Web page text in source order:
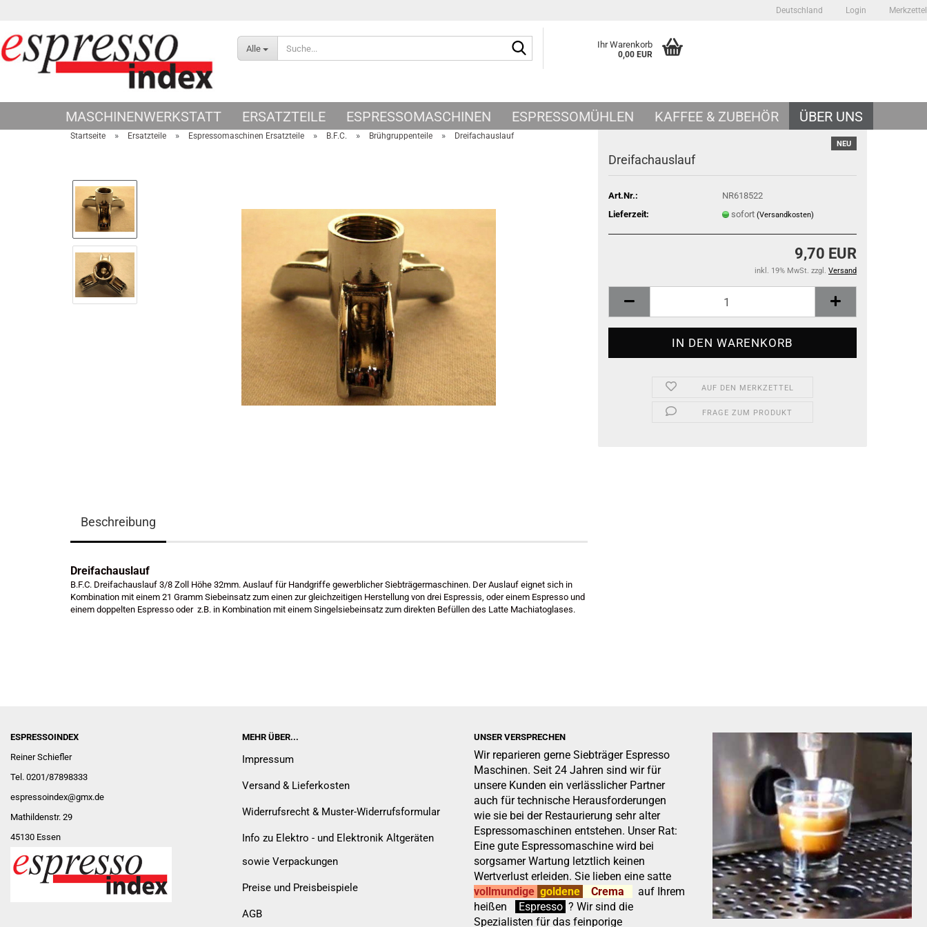
Deutschland Login Merkzettel
Alle Ihr Warenkorb
0,00 EUR
MASCHINENWERKSTATT ERSATZTEILE ESPRESSOMASCHINEN ESPRESSOMÜHLEN KAFFEE & ZUBEHÖR ÜBER UNS
Startseite » Ersatzteile » Espressomaschinen Ersatzteile » B.F.C. » Brühgruppenteile » Dreifachauslauf
NEU
Dreifachauslauf
Art.Nr.:
NR618522
Lieferzeit:
sofort (Versandkosten)
9,70 EUR
inkl. 19% MwSt. zzgl. Versand
AUF DEN MERKZETTEL
FRAGE ZUM PRODUKT
Beschreibung
Dreifachauslauf
B.F.C. Dreifachauslauf 3/8 Zoll Höhe 32mm. Auslauf für Handgriffe gewerblicher Siebträgermaschinen. Der Auslauf eignet sich in
Kombination mit einem 21 Gramm Siebeinsatz zum einen zur gleichzeitigen Herstellung von drei Espressis, oder einem Espresso und
einem doppelten Espresso oder z.B. in Kombination mit einem Singelsiebeinsatz zum direkten Befüllen des Latte Machiatoglases.
MEHR ÜBER...
Impressum
Versand & Lieferkosten
Widerrufsrecht & Muster-Widerrufsformular
Info zu Elektro - und Elektronik Altgeräten
sowie Verpackungen
Preise und Preisbeispiele
AGB
UNSER VERSPRECHEN
Wir reparieren gerne Siebträger Espresso
Maschinen. Seit 24 Jahren sind wir für
unsere Kunden ein verlässlicher Partner
auch für technische Herausforderungen
wie sie bei der Restaurierung sehr alter
Espressomaschinen entstehen. Unser Rat:
Eine gute Espressomaschine wird bei
sorgsamer Wartung letztlich keinen
Wertverlust erleiden. Sie lieben eine satte
vollmundige goldene Crema
auf Ihrem
heißen
Espresso ? Wir sind die
Spezialisten für das feinporige
ESPRESSOINDEX
Reiner Schiefler
Tel. 0201/87898333
espressoindex@gmx.de
Mathildenstr. 29
45130 Essen